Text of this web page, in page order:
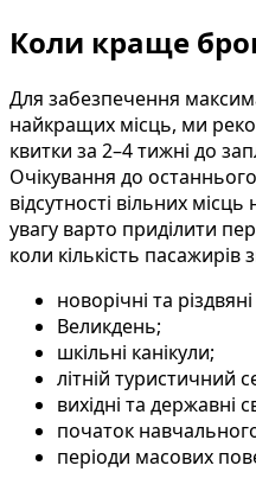
Коли краще
Для забезпечення
найкращих місць, ми
квитки за 2–4 тижні до
Очікування до
відсутності вільних
увагу варто приділити
коли кількість пасажирів
новорічні та
Великдень;
шкільні канікули;
літній туристичний
вихідні та державні
початок
періоди масових